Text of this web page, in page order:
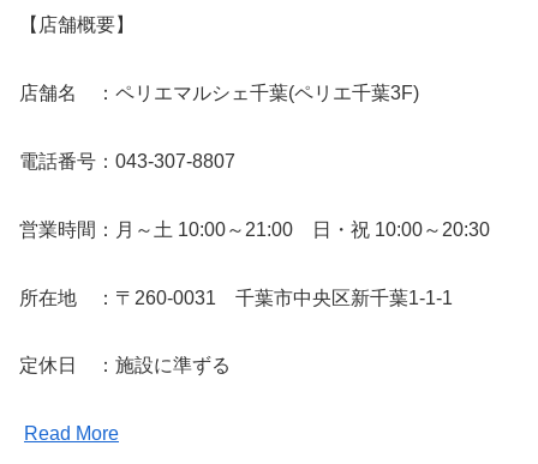
【店舗概要】
店舗名 ：ペリエマルシェ千葉(ペリエ千葉3F)
電話番号：043-307-8807
営業時間：月～土 10:00～21:00 日・祝 10:00～20:30
所在地 ：〒260-0031 千葉市中央区新千葉1-1-1
定休日 ：施設に準ずる
Read More